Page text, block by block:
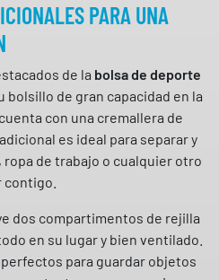
PARA UNA
de la bolsa de deporte
bolsillo de gran capacidad en la
con una cremallera de
es ideal para separar y
de trabajo o cualquier otro
dos compartimentos de rejilla
en su lugar y bien ventilado.
para guardar objetos